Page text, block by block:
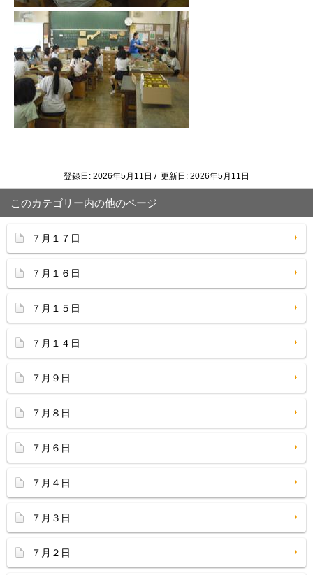
登録日: 2026年5月11日 / 更新日: 2026年5月11日
このカテゴリー内の他のページ
７月１７日
７月１６日
７月１５日
７月１４日
７月９日
７月８日
７月６日
７月４日
７月３日
７月２日